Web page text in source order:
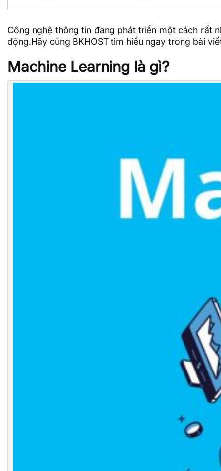
Công nghệ thông tin đang phát triển một cách rất
động.Hãy cùng BKHOST tìm hiểu ngay trong bài
Machine Learning là gì?